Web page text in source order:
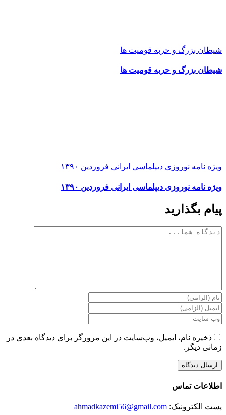
شیطان بزرگ و حربه قومیت ها
شیطان بزرگ و حربه قومیت ها
ویژه نامه نوروزی دیپلماسی ایرانی فروردین ۱۳۹۰
ویژه نامه نوروزی دیپلماسی ایرانی فروردین ۱۳۹۰
پیام بگذارید
دیدگاه
ذخیره نام، ایمیل، وب‌سایت در این مرورگر برای دیدگاه بعدی در
زمانی دیگر.
اطلاعات تماس
پست الکترونیک: ahmadkazemi56@gmail.com